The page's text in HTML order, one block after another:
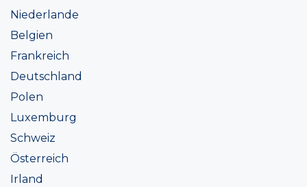
Niederlande
Belgien
Frankreich
Deutschland
Polen
Luxemburg
Schweiz
Österreich
Irland